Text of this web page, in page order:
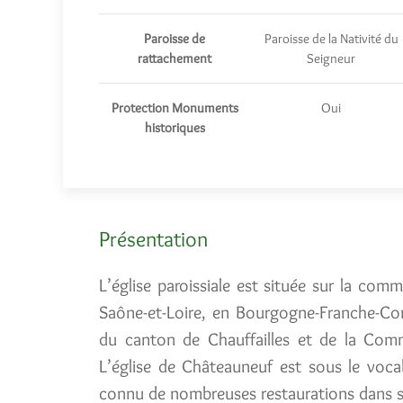
Paroisse de
rattachement
Paroisse de la Nativité du
Seigneur
Protection Monuments
historiques
Oui
Présentation
L’église paroissiale est située sur la
Saône-et-Loire, en Bourgogne-Franche-
du canton de Chauffailles et de la
L’église de Châteauneuf est sous le
connu de nombreuses restaurations dans